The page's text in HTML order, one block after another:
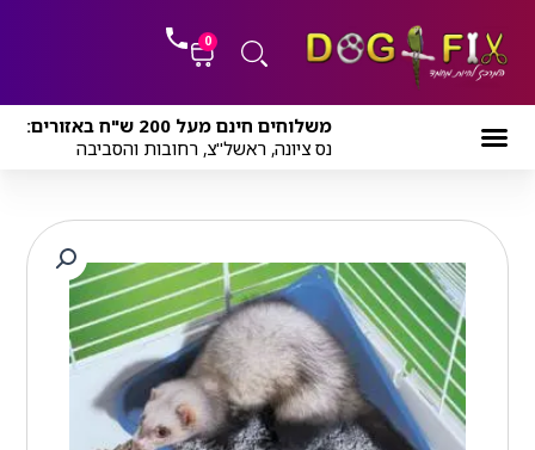
לתוכן
0
עגלת
קניות
משלוחים חינם מעל 200 ש"ח באזורים:
נס ציונה, ראשל"צ, רחובות והסביבה